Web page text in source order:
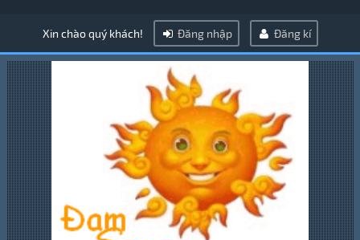
Xin chào quý khách! Đăng nhập Đăng kí